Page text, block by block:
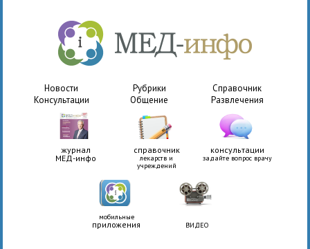
Новости Рубрики
Справочник
Консультации
Общение Развлечения
журнал
МЕД-инфо
справочник
лекарств и
учреждений
консультации
задайте вопрос врачу
мобильные
приложения ВИДЕО